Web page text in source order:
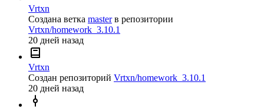
Vrtxn
Создана ветка master в репозитории
Vrtxn/homework_3.10.1
20 дней назад
Vrtxn
Создан репозиторий Vrtxn/homework_3.10.1
20 дней назад